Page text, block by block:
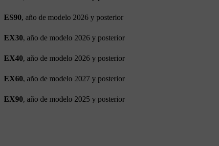
ES90, año de modelo 2026 y posterior
EX30, año de modelo 2026 y posterior
EX40, año de modelo 2026 y posterior
EX60, año de modelo 2027 y posterior
EX90, año de modelo 2025 y posterior